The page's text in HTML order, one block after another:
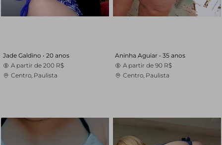
Jade Galdino • 20 anos
A partir de 200 R$
Centro, Paulista
Aninha Aguiar • 35 anos
A partir de 90 R$
Centro, Paulista